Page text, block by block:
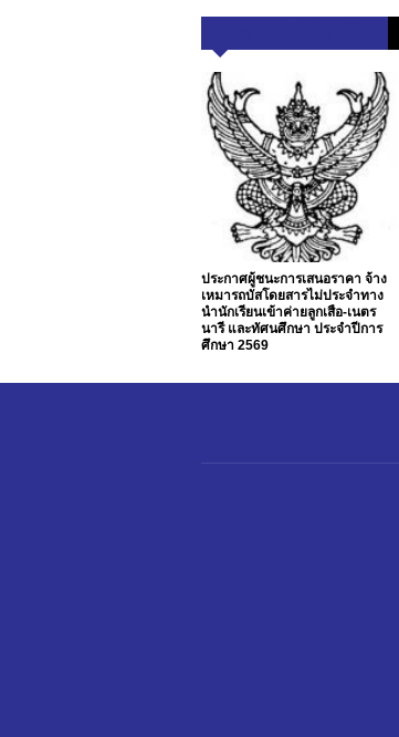
ประกาศผู้ชนะการเสนอราคา จ้าง
เหมารถบัสโดยสารไม่ประจำทาง
นำนักเรียนเข้าค่ายลูกเสือ-เนตร
นารี และทัศนศึกษา ประจำปีการ
ศึกษา 2569